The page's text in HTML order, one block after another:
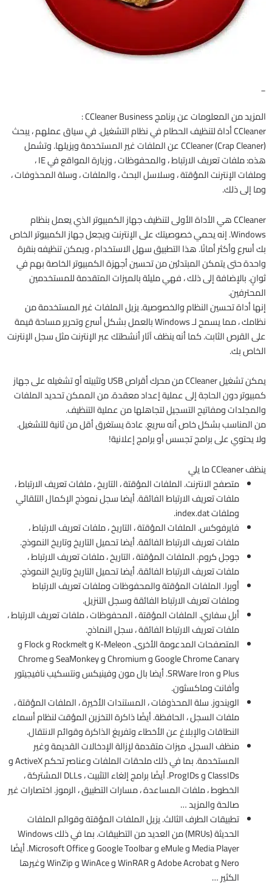
_
المزيد من المعلومات عن برنامج CCleaner Business :
CCleaner أداة لتنظيف الحطام في نظام التشغيل. في سياق عملهم ، يبحث
CCleaner (Crap Cleaner) عن الملفات غير المستخدمة ويزيلها. وتشمل
هذه: ملفات تعريف الارتباط ، والمحفوظات ، وزيارة المواقع في IE ،
وملفات الإنترنت المؤقتة ، وسلاسل البحث ، والملفات ، وسلة المحذوفات ،
وما إلى ذلك.
CCleaner هي الأداة الأولى لتنظيف جهاز الكمبيوتر الذي يعمل بنظام
Windows. إنه يحمي خصوصيتك على الإنترنت ويجعل جهاز الكمبيوتر الخاص
بك أسرع وأكثر أمانًا. هذا التطبيق سهل الاستخدام ، ويمكن تنظيفه بنقرة
واحدة حتى يتمكن المبتدئين من تحسين أجهزة الكمبيوتر الخاصة بهم في
ثوانٍ. بالإضافة إلى ذلك ، فهي مليئة بالميزات المتقدمة للمستخدمين
المحترفين.
إنها أداة تحسين النظام والخصوصية. يزيل الملفات غير المستخدمة من
نظامك ، مما يسمح لـ Windows بالعمل بشكل أسرع وتحرير مساحة قيمة
على القرص الثابت. كما أنه ينظف آثار أنشطتك عبر الإنترنت مثل سجل الإنترنت
الخاص بك.
يمكن تشغيل CCleaner من محرك أقراص USB وتثبيته أو تشغيله على جهاز
كمبيوتر دون الحاجة إلى عملية إعداد معقدة. من الممكن تحديد الملفات
والمجلدات ومفاتيح التسجيل لتجاهلها من عملية التنظيف.
من المناسب بشكل خاص أنه سريع. عادة يستغرق أقل من ثانية للتشغيل.
ولا يحتوي على برامج تجسس أو برامج إعلانية!
ينظف CCleaner ما يلي
متصفح الانترنت. الملفات المؤقتة ، التاريخ ، ملفات تعريف الارتباط ،
ملفات تعريف الارتباط الفائقة. أيضا سجل نموذج الإكمال التلقائي
وملفات index.dat.
فايرفوكس. الملفات المؤقتة ، التاريخ ، ملفات تعريف الارتباط ،
ملفات تعريف الارتباط الفائقة. أيضا تحميل التاريخ وتاريخ النموذج.
جوجل كروم. الملفات المؤقتة ، التاريخ ، ملفات تعريف الارتباط ،
ملفات تعريف الارتباط الفائقة. أيضا تحميل التاريخ وتاريخ النموذج.
أوبرا. الملفات المؤقتة والمحفوظات وملفات تعريف الارتباط
وملفات تعريف الارتباط الفائقة وسجل التنزيل.
أبل سفاري. الملفات المؤقتة ، المحفوظات ، ملفات تعريف الارتباط ،
ملفات تعريف الارتباط الفائقة ، سجل النماذج.
المتصفحات المدعومة الأخرى. K-Meleon و Rockmelt و Flock و
Google Chrome Canary و Chromium و SeaMonkey و Chrome
Plus و SRWare Iron. أيضا بال مون وفينيكس ونتسكيب نافيجيتور
وأفانت وماكسثون.
الويندوز. سلة المحذوفات ، المستندات الأخيرة ، الملفات المؤقتة ،
ملفات السجل ، الحافظة. أيضًا ذاكرة التخزين المؤقت لنظام أسماء
النطاقات والإبلاغ عن الأخطاء وتفريغ الذاكرة وقوائم الانتقال.
منظف السجل. ميزات متقدمة لإزالة الإدخالات القديمة وغير
المستخدمة. بما في ذلك ملحقات الملفات وعناصر تحكم ActiveX و
ClassIDs و ProgIDs. أيضًا برامج إلغاء التثبيت ، DLLs المشتركة ،
الخطوط ، ملفات المساعدة ، مسارات التطبيق ، الرموز. اختصارات غير
صالحة والمزيد …
تطبيقات الطرف الثالث. يزيل الملفات المؤقتة وقوائم الملفات
الحديثة (MRUs) من العديد من التطبيقات. بما في ذلك Windows
Media Player و eMule و Google Toolbar و Microsoft Office. أيضًا
Nero و Adobe Acrobat و WinRAR و WinAce و WinZip وغيرها
الكثير …